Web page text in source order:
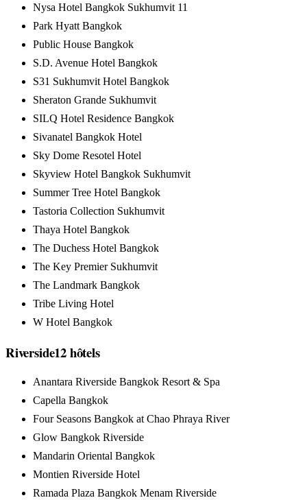
Nysa Hotel Bangkok Sukhumvit 11
Park Hyatt Bangkok
Public House Bangkok
S.D. Avenue Hotel Bangkok
S31 Sukhumvit Hotel Bangkok
Sheraton Grande Sukhumvit
SILQ Hotel Residence Bangkok
Sivanatel Bangkok Hotel
Sky Dome Resotel Hotel
Skyview Hotel Bangkok Sukhumvit
Summer Tree Hotel Bangkok
Tastoria Collection Sukhumvit
Thaya Hotel Bangkok
The Duchess Hotel Bangkok
The Key Premier Sukhumvit
The Landmark Bangkok
Tribe Living Hotel
W Hotel Bangkok
Riverside12hôtels
Anantara Riverside Bangkok Resort & Spa
Capella Bangkok
Four Seasons Bangkok at Chao Phraya River
Glow Bangkok Riverside
Mandarin Oriental Bangkok
Montien Riverside Hotel
Ramada Plaza Bangkok Menam Riverside